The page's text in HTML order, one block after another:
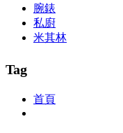
腕錶
私廚
米其林
Tag
首頁